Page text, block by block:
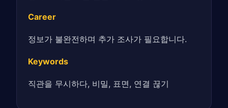
Career
정보가 불완전하며 추가 조사가 필요합니다.
Keywords
직관을 무시하다, 비밀, 표면, 연결 끊기